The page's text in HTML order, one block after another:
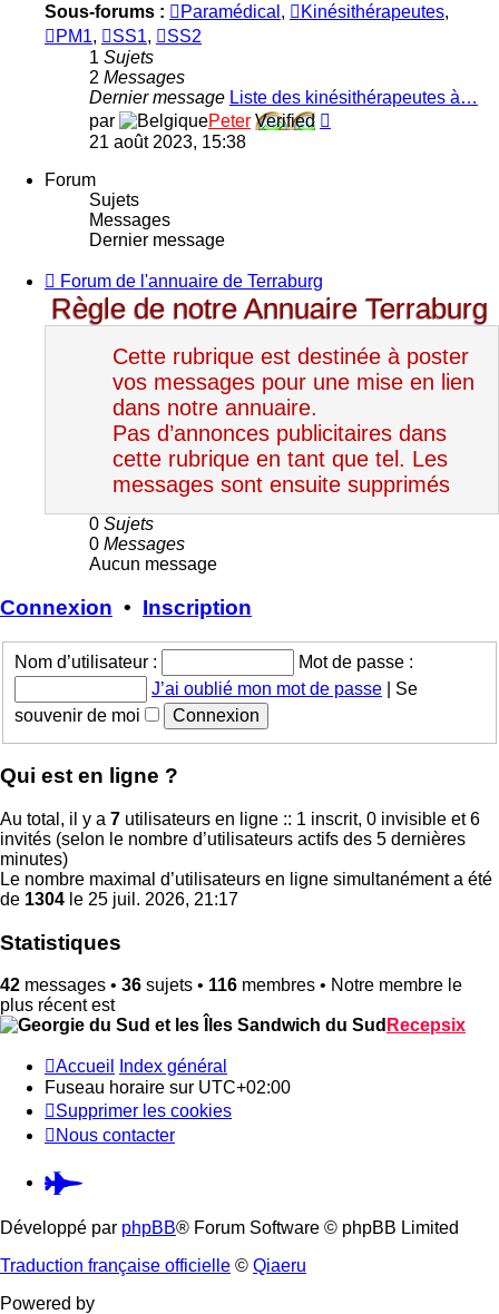
Sous-forums :
Paramédical , Kinésithérapeutes,
PM1, SS1,
SS2
1 Sujets
2 Messages
Dernier message Liste des kinésithérapeutes à…
par
Peter Verified
21 août 2023, 15:38
Forum
Sujets
Messages
Dernier message
Flux
-
Forum
l'annuaire
Terraburg
Forum de l'annuaire de Terraburg
Règle de notre Annuaire Terraburg
Cette rubrique est destinée à poster
vos messages pour une mise en lien
dans notre annuaire.
Pas d’annonces publicitaires dans
cette rubrique en tant que tel. Les
messages sont ensuite supprimés
0 Sujets
0 Messages
Aucun message
Connexion • Inscription
Nom d’utilisateur :
Mot de passe :
J’ai oublié mon mot de passe
Se
souvenir de moi
Qui est en ligne ?
Au total, il y a 7 utilisateurs en ligne :: 1 inscrit, 0 invisible et 6
invités (selon le nombre d’utilisateurs actifs des 5 dernières
minutes)
Le nombre maximal d’utilisateurs en ligne simultanément a été
de 1304 le 25 juil. 2026, 21:17
Statistiques
42 messages • 36 sujets • 116 membres • Notre membre le
plus récent est
Recepsix
Accueil
Index général
Fuseau horaire sur UTC+02:00
Supprimer les cookies
Nous contacter
Pardus.at
(S’ouvre
Développé par phpBB® Forum Software © phpBB Limited
Traduction française officielle © Qiaeru
Powered by